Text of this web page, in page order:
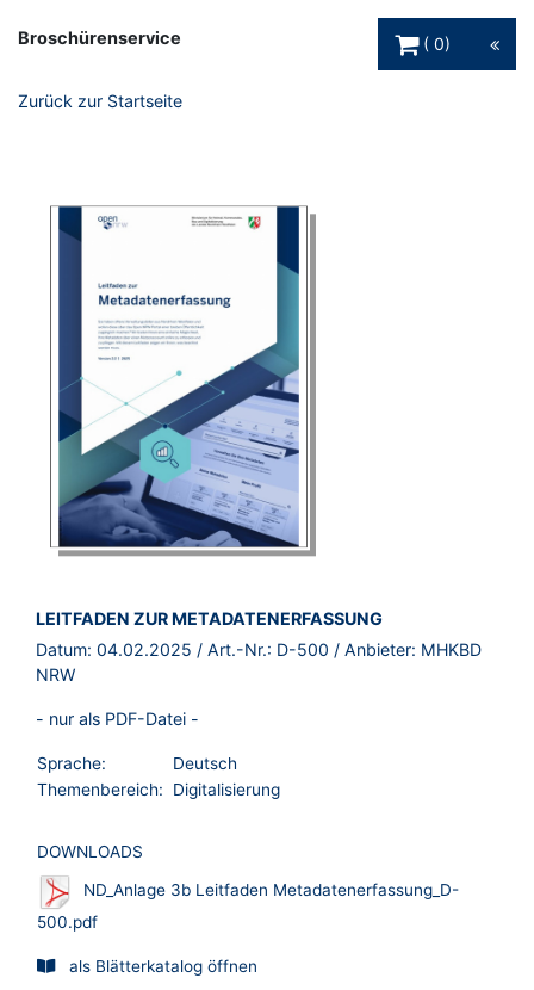
Broschürenservice
0
Zurück zur Startseite
BROSCHÜRE:
LEITFADEN ZUR METADATENERFASSUNG
Datum: 04.02.2025 / Art.-Nr.: D-500 / Anbieter: MHKBD
NRW
- nur als PDF-Datei -
Sprache:
Deutsch
Themenbereich:
Digitalisierung
DOWNLOADS
ND_Anlage 3b Leitfaden Metadatenerfassung_D-
500.pdf
als Blätterkatalog öffnen